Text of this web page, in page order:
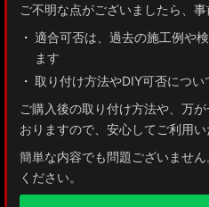
ご不明な点がございましたら、事
適合可否は、過去の施工例や
ます
取り付け方法やDIY可否につ
ご購入後の取り付け方法や、万
おりますので、安心してご利用い
簡単な内容でも問題ございませ
ください。